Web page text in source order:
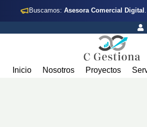
Buscamos: Asesora Comercial Digital .
Inicio Nosotros Proyectos